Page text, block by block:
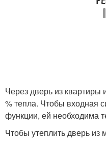
Через дверь из квартиры
% тепла. Чтобы входная
функции, ей необходима
Чтобы утеплить дверь из